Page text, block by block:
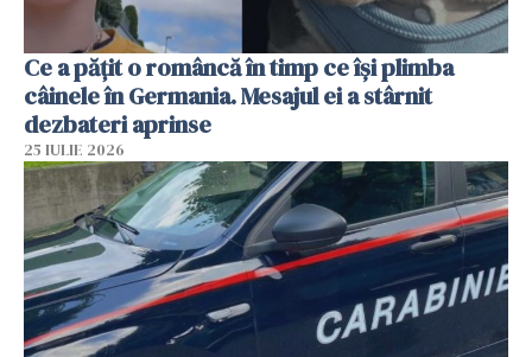
Ce a pățit o româncă în timp ce își plimba
câinele în Germania. Mesajul ei a stârnit
dezbateri aprinse
25 IULIE 2026